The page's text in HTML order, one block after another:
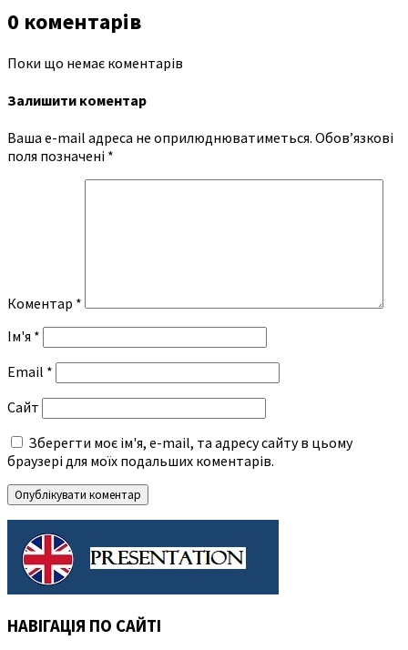
0 коментарів
Поки що немає коментарів
Залишити коментар
Ваша e-mail адреса не оприлюднюватиметься. Обов’язкові
поля позначені *
Коментар *
Ім'я *
Email *
Сайт
Зберегти моє ім'я, e-mail, та адресу сайту в цьому
браузері для моїх подальших коментарів.
НАВІГАЦІЯ ПО САЙТІ